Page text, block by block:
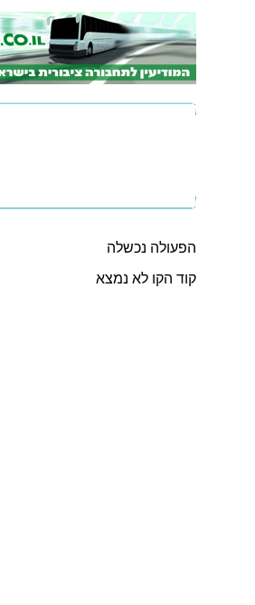
הפעולה נכשלה
קוד הקו לא נמצא